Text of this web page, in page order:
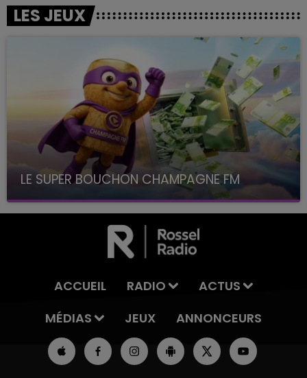
LES JEUX
LE SUPER BOUCHON CHAMPAGNE FM
avec La Famille Champagne FM, à 8H10
ACCUEIL RADIO
ACTUS
MÉDIAS
JEUX ANNONCEURS